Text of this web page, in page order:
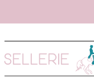
to
content